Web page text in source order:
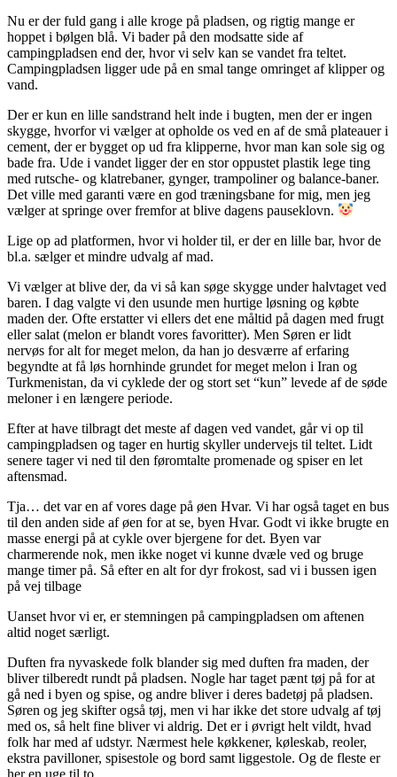
Nu er der fuld gang i alle kroge på pladsen, og rigtig mange er
hoppet i bølgen blå. Vi bader på den modsatte side af
campingpladsen end der, hvor vi selv kan se vandet fra teltet.
Campingpladsen ligger ude på en smal tange omringet af klipper og
vand.
Der er kun en lille sandstrand helt inde i bugten, men der er ingen
skygge, hvorfor vi vælger at opholde os ved en af de små plateauer i
cement, der er bygget op ud fra klipperne, hvor man kan sole sig og
bade fra. Ude i vandet ligger der en stor oppustet plastik lege ting
med rutsche- og klatrebaner, gynger, trampoliner og balance-baner.
Det ville med garanti være en god træningsbane for mig, men jeg
vælger at springe over fremfor at blive dagens pauseklovn.
Lige op ad platformen, hvor vi holder til, er der en lille bar, hvor de
bl.a. sælger et mindre udvalg af mad.
Vi vælger at blive der, da vi så kan søge skygge under halvtaget ved
baren. I dag valgte vi den usunde men hurtige løsning og købte
maden der. Ofte erstatter vi ellers det ene måltid på dagen med frugt
eller salat (melon er blandt vores favoritter). Men Søren er lidt
nervøs for alt for meget melon, da han jo desværre af erfaring
begyndte at få løs hornhinde grundet for meget melon i Iran og
Turkmenistan, da vi cyklede der og stort set “kun” levede af de søde
meloner i en længere periode.
Efter at have tilbragt det meste af dagen ved vandet, går vi op til
campingpladsen og tager en hurtig skyller undervejs til teltet. Lidt
senere tager vi ned til den føromtalte promenade og spiser en let
aftensmad.
Tja… det var en af vores dage på øen Hvar. Vi har også taget en bus
til den anden side af øen for at se, byen Hvar. Godt vi ikke brugte en
masse energi på at cykle over bjergene for det. Byen var
charmerende nok, men ikke noget vi kunne dvæle ved og bruge
mange timer på. Så efter en alt for dyr frokost, sad vi i bussen igen
på vej tilbage
Uanset hvor vi er, er stemningen på campingpladsen om aftenen
altid noget særligt.
Duften fra nyvaskede folk blander sig med duften fra maden, der
bliver tilberedt rundt på pladsen. Nogle har taget pænt tøj på for at
gå ned i byen og spise, og andre bliver i deres badetøj på pladsen.
Søren og jeg skifter også tøj, men vi har ikke det store udvalg af tøj
med os, så helt fine bliver vi aldrig. Det er i øvrigt helt vildt, hvad
folk har med af udstyr. Nærmest hele køkkener, køleskab, reoler,
ekstra pavilloner, spisestole og bord samt liggestole. Og de fleste er